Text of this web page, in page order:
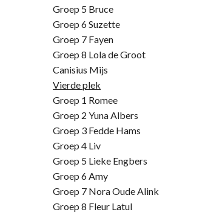
Groep 5 Bruce
Groep 6 Suzette
Groep 7 Fayen
Groep 8 Lola de Groot
Canisius Mijs
Vierde plek
Groep 1 Romee
Groep 2 Yuna Albers
Groep 3 Fedde Hams
Groep 4 Liv
Groep 5 Lieke Engbers
Groep 6 Amy
Groep 7 Nora Oude Alink
Groep 8 Fleur Latul